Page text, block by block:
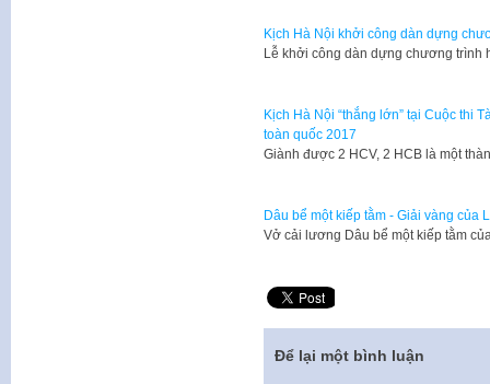
Kịch Hà Nội khởi công dàn dựng
Lễ khởi công dàn dựng chương
Kịch Hà Nội “thắng lớn” tại Cuộc thi
toàn quốc 2017
Giành được 2 HCV, 2 HCB là một
Dâu bể một kiếp tằm - Giải vàng của
Vở cải lương Dâu bể một kiếp tằm
Để lại một bình luận